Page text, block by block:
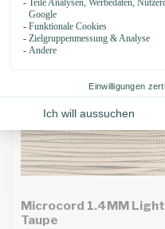
Microcord 1.4MM Light
Taupe